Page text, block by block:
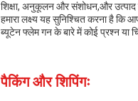
शिक्षा, अनुकूलन और संशोधन,और
हमारा लक्ष्य यह सुनिश्चित करना है
ब्यूटेन फ्लेम गन के बारे में कोई प्रश्न या
पैकिंग और शिपिंगः